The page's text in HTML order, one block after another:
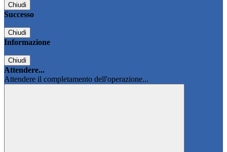
Chiudi
Successo
Chiudi
Informazione
Chiudi
Attendere...
Attendere il completamento dell'operazione...